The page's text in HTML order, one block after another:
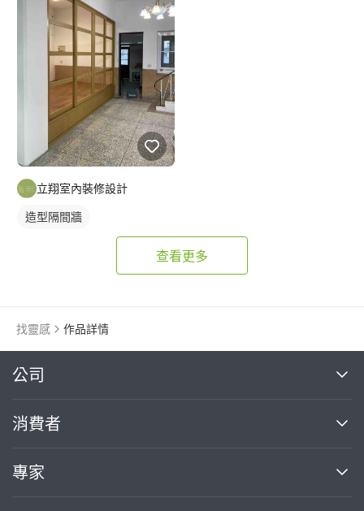
立翔室內裝修設計
造型隔間牆
查看更多
找靈感 作品詳情
公司
關於我們
部落格
消費者
買服務
專家
繼續完成